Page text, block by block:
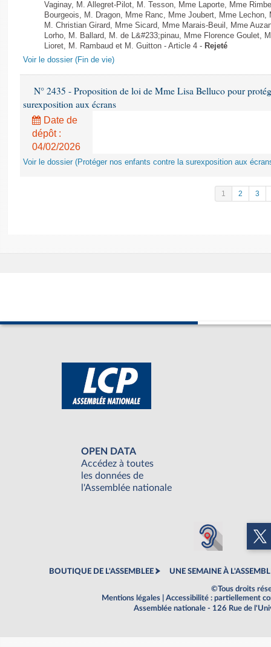
Vaginay, M. Allegret-Pilot, M. Tesson, Mme Laporte, Mme
Bourgeois, M. Dragon, Mme Ranc, Mme Joubert, Mme
M. Christian Girard, Mme Sicard, Mme Marais-Beuil, Mme
Lorho, M. Ballard, M. de L&#233;pinau, Mme Florence Goulet,
Lioret, M. Rambaud et M. Guitton - Article 4 - Rejeté
Voir le dossier (Fin de vie)
N° 2435 - Proposition de loi de Mme Lisa Belluco pour
surexposition aux écrans
Date de
dépôt :
04/02/2026
Voir le dossier (Protéger nos enfants contre la surexposition aux
1 2 3
OPEN DATA
Accédez à toutes
les données de
l'Assemblée nationale
BOUTIQUE DE L'ASSEMBLEE UNE SEMAINE À
©Tous droits
Mentions légales
Accessibilité : partiellement
Assemblée nationale - 126 Rue de